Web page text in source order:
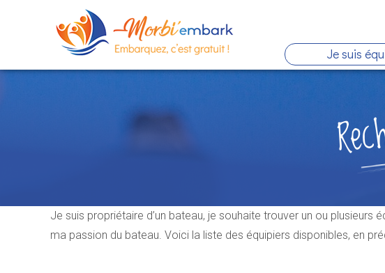
Je suis
Je suis propriétaire d’un bateau, je souhaite trouver un ou
ma passion du bateau. Voici la liste des équipiers disponibles, en
Panneau de gestion des cookies